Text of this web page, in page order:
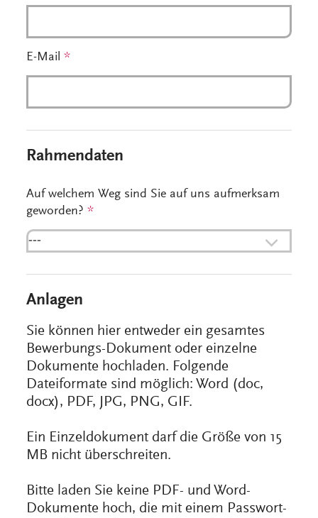
E-Mail*
Rahmendaten
Auf welchem Weg sind Sie auf uns aufmerksam
geworden?*
---
Anlagen
Sie können hier entweder ein gesamtes
Bewerbungs-Dokument oder einzelne
Dokumente hochladen. Folgende
Dateiformate sind möglich: Word (doc,
docx), PDF, JPG, PNG, GIF.
Ein Einzeldokument darf die Größe von 15
MB nicht überschreiten.
Bitte laden Sie keine PDF- und Word-
Dokumente hoch, die mit einem Passwort-